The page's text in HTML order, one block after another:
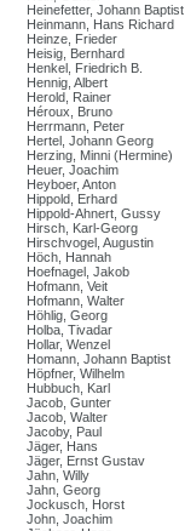
Heinefetter, Johann Baptist
Heinmann, Hans Richard
Heinze, Frieder
Heisig, Bernhard
Henkel, Friedrich B.
Hennig, Albert
Herold, Rainer
Héroux, Bruno
Herrmann, Peter
Hertel, Johann Georg
Herzing, Minni (Hermine)
Heuer, Joachim
Heyboer, Anton
Hippold, Erhard
Hippold-Ahnert, Gussy
Hirsch, Karl-Georg
Hirschvogel, Augustin
Höch, Hannah
Hoefnagel, Jakob
Hofmann, Veit
Hofmann, Walter
Höhlig, Georg
Holba, Tivadar
Hollar, Wenzel
Homann, Johann Baptist
Höpfner, Wilhelm
Hubbuch, Karl
Jacob, Gunter
Jacob, Walter
Jacoby, Paul
Jäger, Hans
Jäger, Ernst Gustav
Jahn, Willy
Jahn, Georg
Jockusch, Horst
John, Joachim